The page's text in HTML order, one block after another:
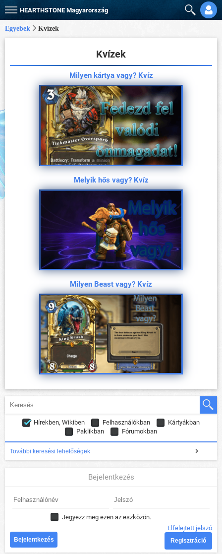
HEARTHSTONE Magyarország
Egyebek Kvízek
Kvízek
Milyen kártya vagy? Kvíz
Melyik hős vagy? Kvíz
Milyen Beast vagy? Kvíz
Hírekben, Wikiben Felhasználókban
Kártyákban
Paklikban
Fórumokban
További keresési lehetőségek
Bejelentkezés
Jegyezz meg ezen az eszközön.
Elfelejtett jelszó
Regisztráció